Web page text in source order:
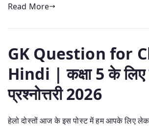
Read More
GK Question for
Hindi | कक्षा 5 के
प्रश्नोत्तरी 2026
हेलो दोस्तों आज के इस पोस्ट में हम आपके लिए